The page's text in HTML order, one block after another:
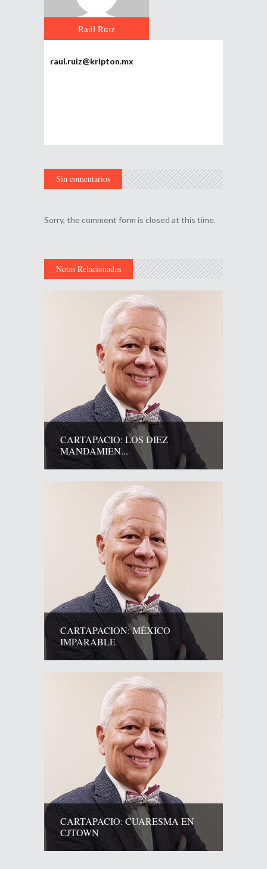
Raúl Ruiz
raul.ruiz@kripton.mx
Sin comentarios
Sorry, the comment form is closed at this time.
Notas Relacionadas
CARTAPACIO: LOS DIEZ
MANDAMIEN...
CARTAPACION: MÉXICO
IMPARABLE
CARTAPACIO: CUARESMA EN
CJTOWN